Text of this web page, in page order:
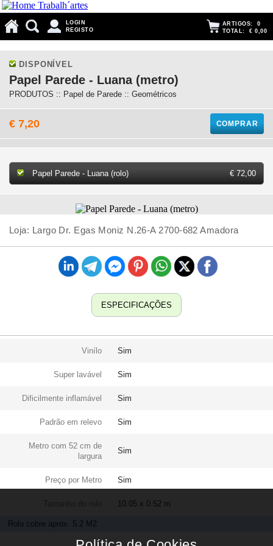
LOGIN
REGISTO
ARTIGOS: 0
TOTAL: € 0,00
DISPONÍVEL
Papel Parede - Luana (metro)
PRODUTOS :: Papel de Parede :: Geométricos
€ 7,20 COMPRAR
Papel Parede - Luana (rolo) € 72,00
Loja: Largo Dr. Egas Moniz N.26-A 2700-682 Amadora
ESPECIFICAÇÕES
Vinílo Sim
Super lavável Sim
Dificilmente inflamável Sim
Padrão em relevo Sim
Metro com 52 cm de
largura
Sim
Preço por Metro Sim
10.05 x 0.52 m
Rolo cobre aprox. 5.2 M2